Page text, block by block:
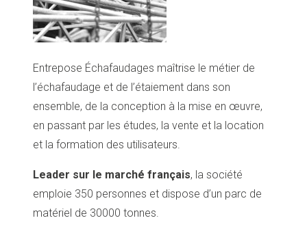
Entrepose Échafaudages maîtrise le métier de
l’échafaudage et de l’étaiement dans son
ensemble, de la conception à la mise en œuvre,
en passant par les études, la vente et la location
et la formation des utilisateurs.
Leader sur le marché français, la société
emploie 350 personnes et dispose d’un parc de
matériel de 30000 tonnes.